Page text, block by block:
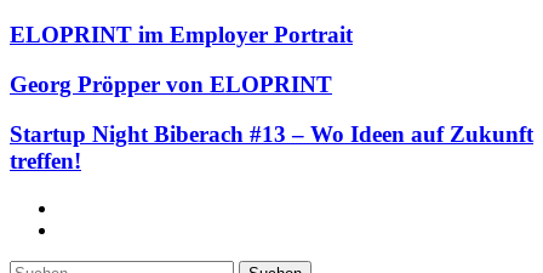
ELOPRINT im Employer Portrait
Georg Pröpper von ELOPRINT
Startup Night Biberach #13 – Wo Ideen auf Zukunft
treffen!